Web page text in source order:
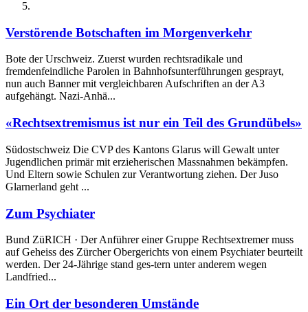
Verstörende Botschaften im Morgenverkehr
Bote der Urschweiz. Zuerst wurden rechtsradikale und
fremdenfeindliche Parolen in Bahnhofsunterführungen gesprayt,
nun auch Banner mit vergleichbaren Aufschriften an der A3
aufgehängt. Nazi-Anhä...
«Rechtsextremismus ist nur ein Teil des Grundübels»
Südostschweiz Die CVP des Kantons Glarus will Gewalt unter
Jugendlichen primär mit erzieherischen Massnahmen bekämpfen.
Und Eltern sowie Schulen zur Verantwortung ziehen. Der Juso
Glarnerland geht ...
Zum Psychiater
Bund ZüRICH · Der Anführer einer Gruppe Rechtsextremer muss
auf Geheiss des Zürcher Obergerichts von einem Psychiater beurteilt
werden. Der 24-Jährige stand ges-tern unter anderem wegen
Landfried...
Ein Ort der besonderen Umstände